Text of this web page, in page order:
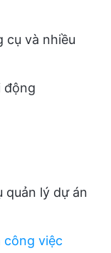
cụ và nhiều
động
quản lý dự án
công việc